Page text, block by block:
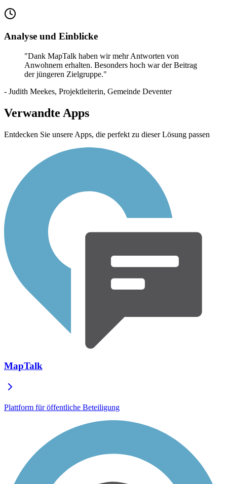
Analyse und Einblicke
"Dank MapTalk haben wir mehr Antworten von
Anwohnern erhalten. Besonders hoch war der Beitrag
der jüngeren Zielgruppe."
- Judith Meekes, Projektleiterin, Gemeinde Deventer
Verwandte Apps
Entdecken Sie unsere Apps, die perfekt zu dieser Lösung passen
MapTalk
Plattform für öffentliche Beteiligung